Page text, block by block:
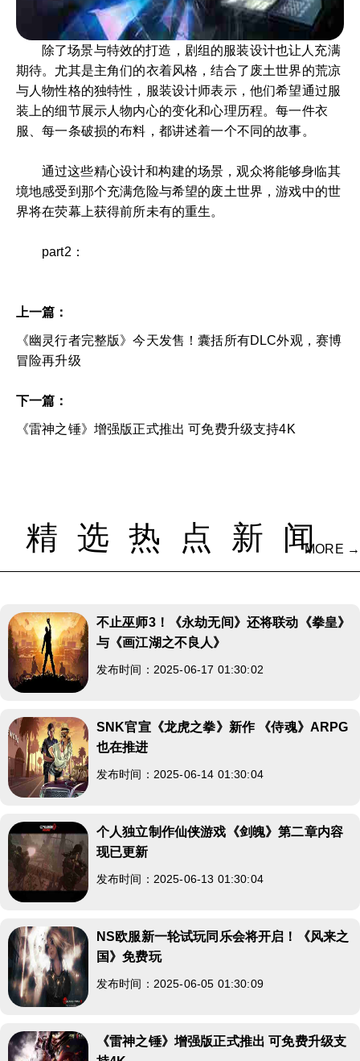
除了场景与特效的打造，剧组的服装设计也让人充满
期待。尤其是主角们的衣着风格，结合了废土世界的荒凉
与人物性格的独特性，服装设计师表示，他们希望通过服
装上的细节展示人物内心的变化和心理历程。每一件衣
服、每一条破损的布料，都讲述着一个不同的故事。
通过这些精心设计和构建的场景，观众将能够身临其
境地感受到那个充满危险与希望的废土世界，游戏中的世
界将在荧幕上获得前所未有的重生。
part2：
上一篇：
《幽灵行者完整版》今天发售！囊括所有DLC外观，赛博
冒险再升级
下一篇：
《雷神之锤》增强版正式推出 可免费升级支持4K
精选热点新闻
MORE →
不止巫师3！《永劫无间》还将联动《拳皇》
与《画江湖之不良人》
发布时间：2025-06-17 01:30:02
SNK官宣《龙虎之拳》新作 《侍魂》ARPG
也在推进
发布时间：2025-06-14 01:30:04
个人独立制作仙侠游戏《剑魄》第二章内容
现已更新
发布时间：2025-06-13 01:30:04
NS欧服新一轮试玩同乐会将开启！《风来之
国》免费玩
发布时间：2025-06-05 01:30:09
《雷神之锤》增强版正式推出 可免费升级支